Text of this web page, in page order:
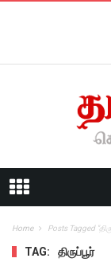
Home Posts Tagged
TAG: திருப்பூர்